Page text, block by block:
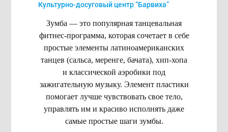
Культурно-досуговый центр “Барвиха”
Зумба — это популярная танцевальная
фитнес-программа, которая сочетает в себе
простые элементы латиноамериканских
танцев (сальса, меренге, бачата), хип-хопа
и классической аэробики под
зажигательную музыку. Элемент пластики
помогает лучше чувствовать свое тело,
управлять им и красиво исполнять даже
самые простые шаги зумбы.